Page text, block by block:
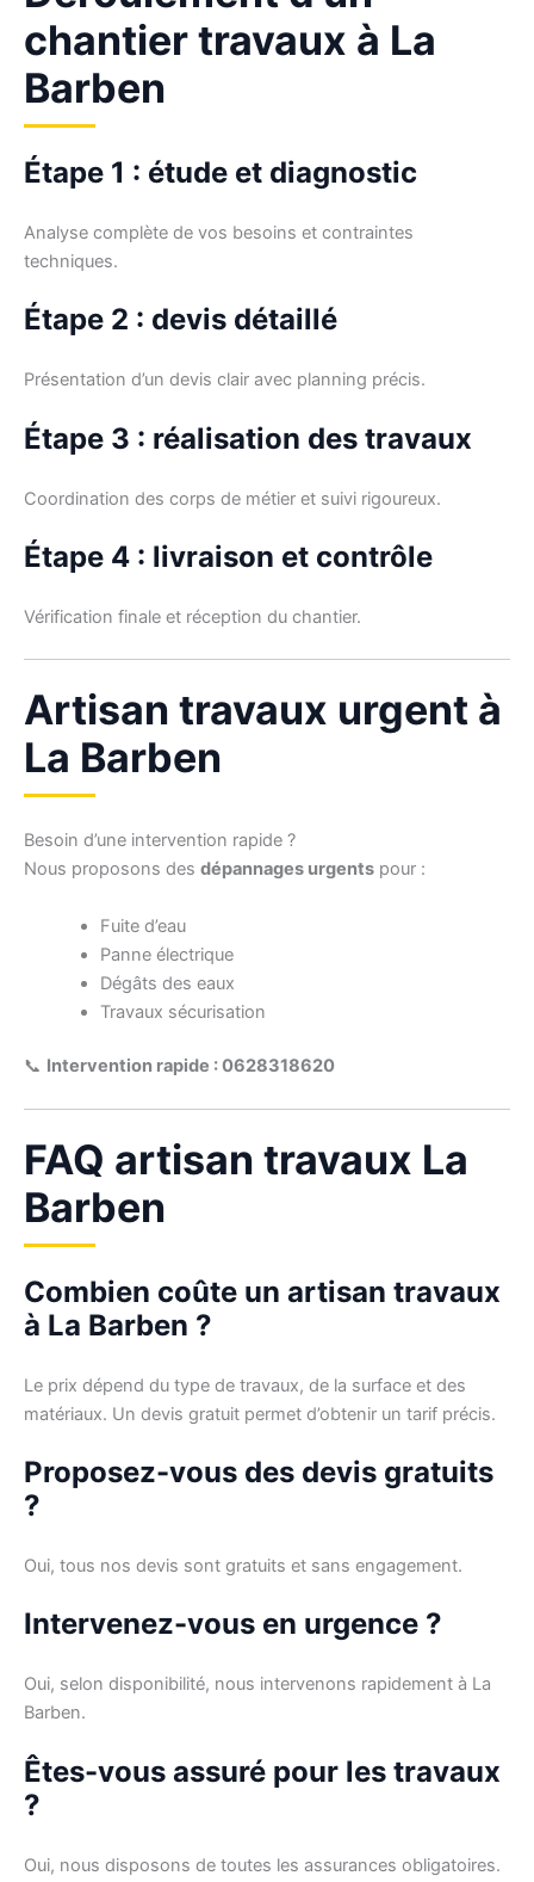
chantier travaux à La
Barben
Étape 1 : étude et diagnostic
Analyse complète de vos besoins et contraintes
techniques.
Étape 2 : devis détaillé
Présentation d’un devis clair avec planning précis.
Étape 3 : réalisation des travaux
Coordination des corps de métier et suivi rigoureux.
Étape 4 : livraison et contrôle
Vérification finale et réception du chantier.
Artisan travaux urgent à
La Barben
Besoin d’une intervention rapide ?
Nous proposons des dépannages urgents pour :
Fuite d’eau
Panne électrique
Dégâts des eaux
Travaux sécurisation
📞 Intervention rapide : 0628318620
FAQ artisan travaux La
Barben
Combien coûte un artisan travaux
à La Barben ?
Le prix dépend du type de travaux, de la surface et des
matériaux. Un devis gratuit permet d’obtenir un tarif précis.
Proposez-vous des devis gratuits
?
Oui, tous nos devis sont gratuits et sans engagement.
Intervenez-vous en urgence ?
Oui, selon disponibilité, nous intervenons rapidement à La
Barben.
Êtes-vous assuré pour les travaux
?
Oui, nous disposons de toutes les assurances obligatoires.